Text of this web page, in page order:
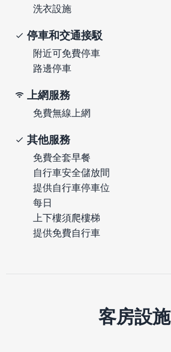
洗衣設施
停車和交通接駁
附近可免費停車
路邊停車
上網服務
免費無線上網
其他服務
免費全套早餐
自行車安全儲放間
提供自行車停車位
每日
上下樓須爬樓梯
提供免費自行車
客房設施